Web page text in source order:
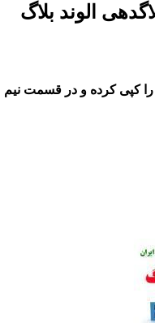
الوند بلاگ
کرده و در قسمت نیم